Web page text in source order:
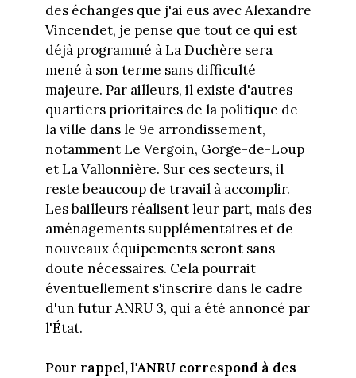
des échanges que j'ai eus avec Alexandre
Vincendet, je pense que tout ce qui est
déjà programmé à La Duchère sera
mené à son terme sans difficulté
majeure. Par ailleurs, il existe d'autres
quartiers prioritaires de la politique de
la ville dans le 9e arrondissement,
notamment Le Vergoin, Gorge-de-Loup
et La Vallonnière. Sur ces secteurs, il
reste beaucoup de travail à accomplir.
Les bailleurs réalisent leur part, mais des
aménagements supplémentaires et de
nouveaux équipements seront sans
doute nécessaires. Cela pourrait
éventuellement s'inscrire dans le cadre
d'un futur ANRU 3, qui a été annoncé par
l'État.
Pour rappel, l'ANRU correspond à des